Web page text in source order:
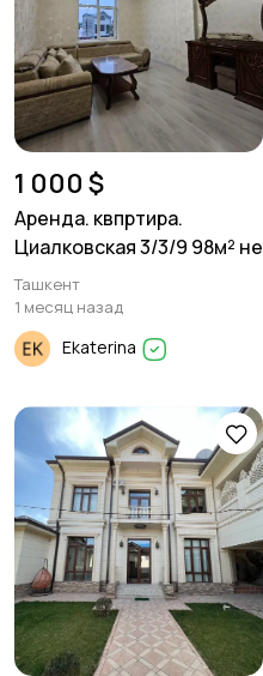
1 000 $
Аренда. квпртира.
Циалковская 3/3/9 98м² не
Ташкент
1 месяц назад
Ekaterina